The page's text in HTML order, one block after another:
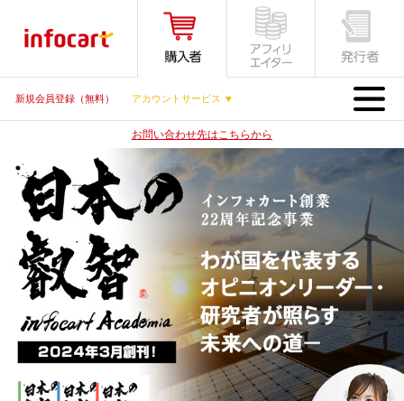
新規会員登録（無料） アカウントサービス ▼ MENU
お問い合わせ先はこちらから